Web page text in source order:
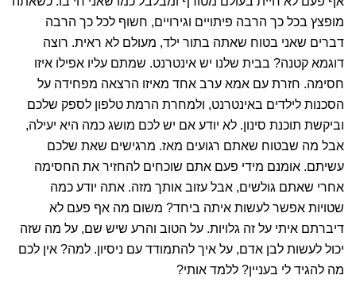
מופצץ בכל כך הרבה פיתויים וגירויים, חשוף לכל כך הרבה
דברים שאני בטוח שאתה בתור ילד, מעולם לא ראית. רוצה
דוגמא קטנה? בבית שלנו יש אינטרנט. שמתם עליו אפילו איזו
חסימה. חזרת עם אמא ערב אחד מאיזו הרצאה מפחידה על
הסכנות לילדים באינטרנט, ולמחרת הרמת טלפון לספק שלכם
וביקשת תוכנת סינון. לא יודע אם יש לכם מושג כמה היא יעילה,
אבל מה שבטוח שאתם רגועים מאז. מרגישים שאת שלכם
עשיתם. אומנם מידי פעם אתם שוכחים להחזיר את החסימה
אחרי שאתם גולשים, אבל עזוב אותך מזה. אתה יודע כמה
שטויות אפשר לעשות איתה ביחד? משום מה אף פעם לא
דיברתם איתי על זה גלויות. על הטוב והרע שיש שם, על מה שזה
יכול לעשות לבן אדם, על איך להתמודד עם ניסיון. למה? אין לכם
מה להגיד לי בעניין? ללמד אותי?